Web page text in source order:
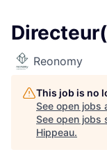
Reonomy
This job is no
See open jobs
See open jobs
Hippeau.